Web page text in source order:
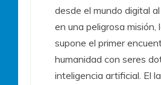
desde el mundo digital
en una peligrosa misión,
supone el primer
humanidad con seres
inteligencia artificial. El